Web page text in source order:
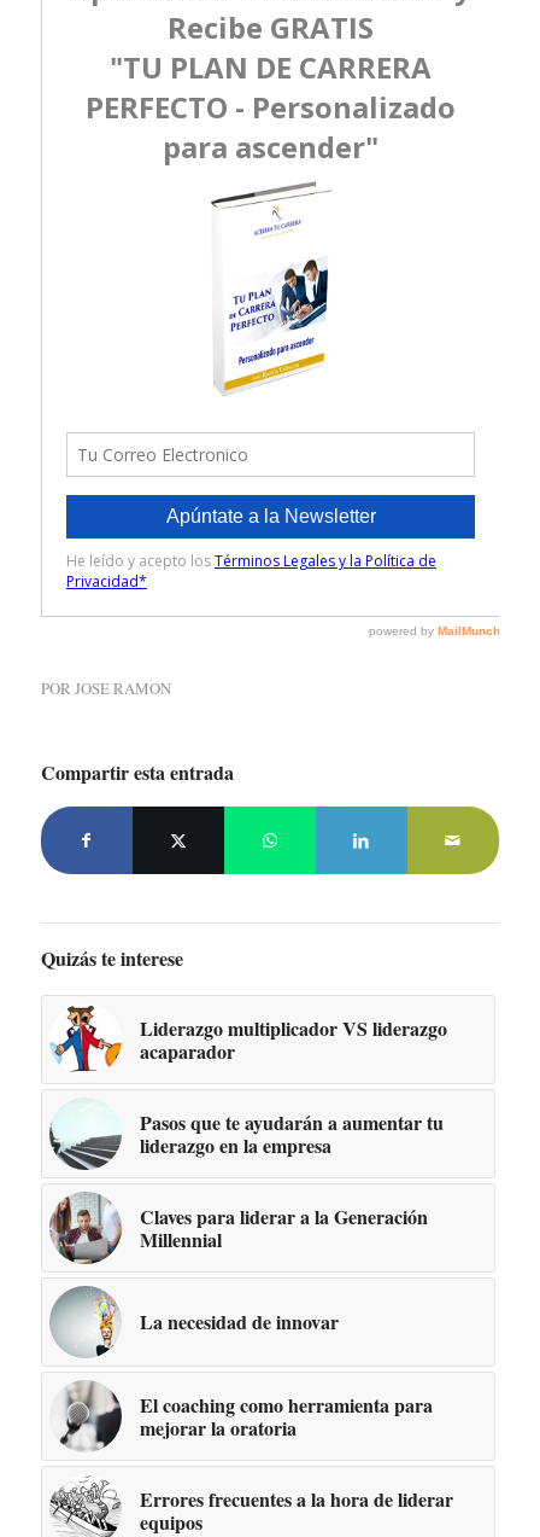
POR JOSE RAMON
Compartir esta entrada
Quizás te interese
Liderazgo multiplicador VS liderazgo
acaparador
Pasos que te ayudarán a aumentar tu
liderazgo en la empresa
Claves para liderar a la Generación
Millennial
La necesidad de innovar
El coaching como herramienta para
mejorar la oratoria
Errores frecuentes a la hora de liderar
equipos